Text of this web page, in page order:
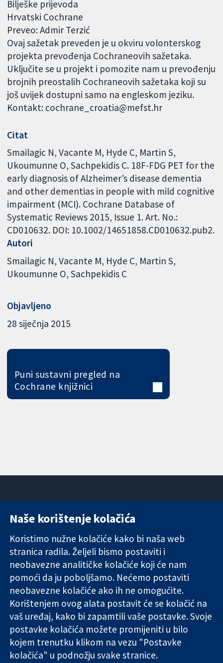
Bilješke prijevoda
Hrvatski Cochrane
Preveo: Admir Terzić
Ovaj sažetak preveden je u okviru volonterskog
projekta prevođenja Cochraneovih sažetaka.
Uključite se u projekt i pomozite nam u prevođenju
brojnih preostalih Cochraneovih sažetaka koji su
još uvijek dostupni samo na engleskom jeziku.
Kontakt: cochrane_croatia@mefst.hr
Citat
Smailagic N, Vacante M, Hyde C, Martin S,
Ukoumunne O, Sachpekidis C. 18F-FDG PET for the
early diagnosis of Alzheimer’s disease dementia
and other dementias in people with mild cognitive
impairment (MCI). Cochrane Database of
Systematic Reviews 2015, Issue 1. Art. No.:
CD010632. DOI: 10.1002/14651858.CD010632.pub2.
Autori
Smailagic N Vacante M Hyde C Martin S
Ukoumunne O Sachpekidis C
Objavljeno
28 siječnja 2015
Puni sustavni pregled na
Cochrane knjižnici
Pouzdani dokazi.
Utemeljeni
dokazi.
Bolje zdravlje.
11-13 Cavendish
London
W1G 0AN
Ujedinjeno
Kraljevstvo
Novosti
medije
O nama
Poslovi
Cochrane
Library
The Cochrane Collaboration is a charity (no. 1045921) and a
company limited by guarantee (no. 03044323) registered in
Naše korištenje kolačića
Koristimo nužne kolačiće kako bi naša web
stranica radila. Željeli bismo postaviti i
neobavezne analitičke kolačiće koji će nam
pomoći da ju poboljšamo. Nećemo postaviti
neobavezne kolačiće ako ih ne omogućite.
Korištenjem ovog alata postavit će se kolačić na
vaš uređaj, kako bi zapamtili vaše postavke. Svoje
postavke kolačića možete promijeniti u bilo
kojem trenutku klikom na vezu "Postavke
kolačića" u podnožju svake stranice.